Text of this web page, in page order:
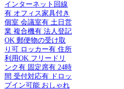
インターネット回線
有オフィス家具付き
個室 会議室有土日営
業複合機有法人登記
OK郵便物の受け取
り可ロッカー有住所
利用OKフリードリ
ンク有固定席有24時
間 受付対応有ドロッ
プイン可能おしゃれ